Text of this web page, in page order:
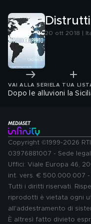
20 ott 2018 |
VAI ALLA SERIE LA TUA
Dopo le alluvioni la
Copyright ©1999-2026
03976881007 - Sede
Uffici: Viale Europa 46,
int. vers. € 500.000.007 -
Tutti i diritti riservati.
riprodotti è vietata ogni
all'addestramento di
È altresì fatto divieto